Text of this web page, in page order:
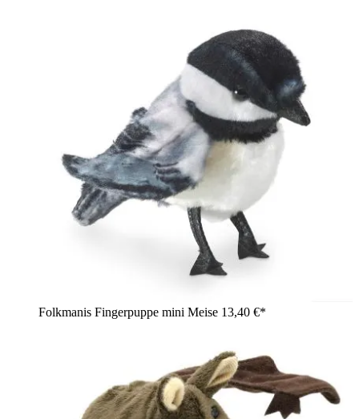
Folkmanis Fingerpuppe mini Meise 13,40 €*